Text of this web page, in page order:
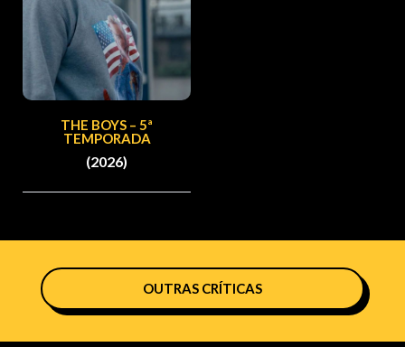
THE BOYS – 5ª
TEMPORADA
(2026)
OUTRAS CRÍTICAS